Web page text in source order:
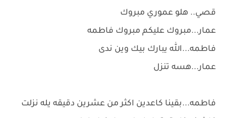
قصي.. هلو عموري مبروك
عمار...مبروك عليكم مبروك فاطمه
فاطمه...الله يبارك بيك وين ندى
عمار...هسه تنزل
فاطمه...بقينا كاعدين اكثر من عشرين دقيقه يله نزلت